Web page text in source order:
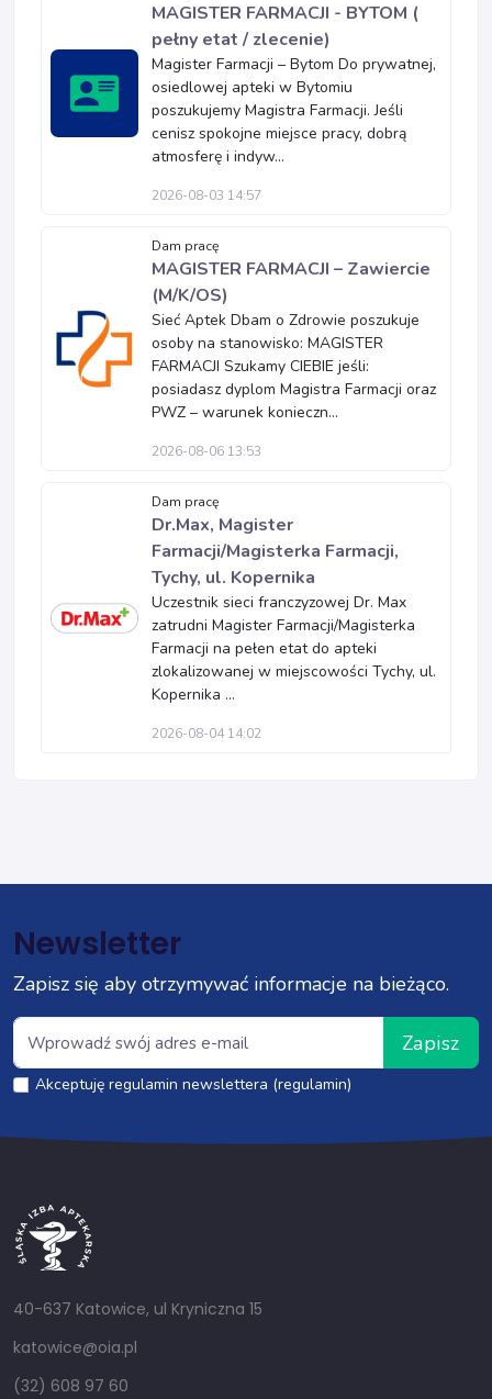
MAGISTER FARMACJI - BYTOM (
pełny etat / zlecenie)
Magister Farmacji – Bytom Do prywatnej,
osiedlowej apteki w Bytomiu
poszukujemy Magistra Farmacji. Jeśli
cenisz spokojne miejsce pracy, dobrą
atmosferę i indyw...
2026-08-03 14:57
Dam pracę
MAGISTER FARMACJI – Zawiercie
(M/K/OS)
Sieć Aptek Dbam o Zdrowie poszukuje
osoby na stanowisko: MAGISTER
FARMACJI Szukamy CIEBIE jeśli:
posiadasz dyplom Magistra Farmacji oraz
PWZ – warunek konieczn...
2026-08-06 13:53
Dam pracę
Dr.Max, Magister
Farmacji/Magisterka Farmacji,
Tychy, ul. Kopernika
Uczestnik sieci franczyzowej Dr. Max
zatrudni Magister Farmacji/Magisterka
Farmacji na pełen etat do apteki
zlokalizowanej w miejscowości Tychy, ul.
Kopernika ...
2026-08-04 14:02
Newsletter
Zapisz się aby otrzymywać informacje na bieżąco.
Zapisz
Akceptuję regulamin newslettera (regulamin)
40-637 Katowice, ul Kryniczna 15
katowice@oia.pl
(32) 608 97 60